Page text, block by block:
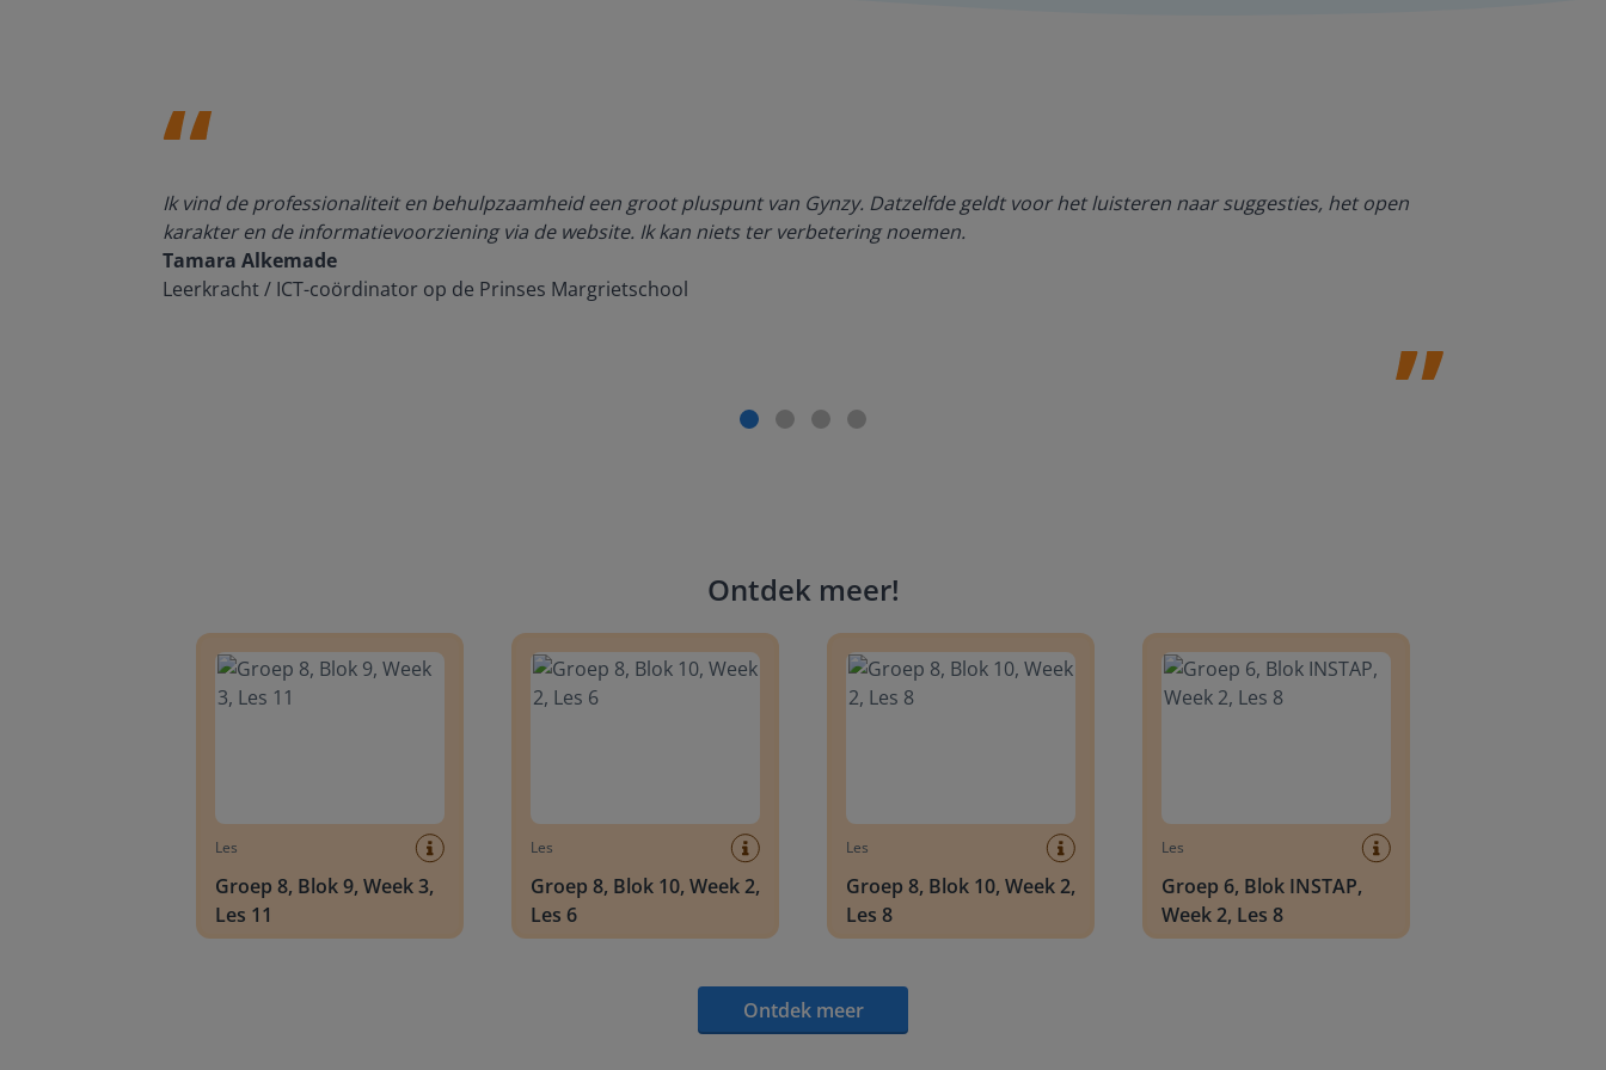
Ik vind de professionaliteit en behulpzaamheid een groot pluspunt van Gynzy. Datzelfde geldt voor het luisteren naar suggesties, het open
karakter en de informatievoorziening via de website. Ik kan niets ter verbetering noemen.
Tamara Alkemade
Leerkracht / ICT-coördinator op de Prinses Margrietschool
Ontdek meer!
Les
Groep 8, Blok 9, Week 3,
Les 11
Les
Groep 8, Blok 10, Week 2,
Les 6
Les
Groep 8, Blok 10, Week 2,
Les 8
Les
Groep 6, Blok INSTAP,
Week 2, Les 8
Ontdek meer